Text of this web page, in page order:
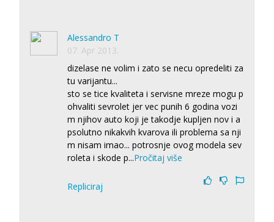
Alessandro T
07. Apr 2013.
dizelase ne volim i zato se necu opredeliti za
tu varijantu...
sto se tice kvaliteta i servisne mreze mogu p
ohvaliti sevrolet jer vec punih 6 godina vozi
m njihov auto koji je takodje kupljen nov i a
psolutno nikakvih kvarova ili problema sa nji
m nisam imao... potrosnje ovog modela sev
roleta i skode p...Pročitaj više
Repliciraj